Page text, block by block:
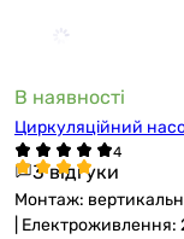
В наявності
Циркуляційний
3 відгуки
Монтаж:
|